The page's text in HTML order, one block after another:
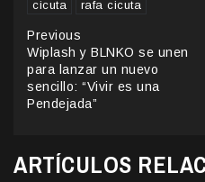
cicuta
rafa cicuta
Continue
Reading
Previous
Wiplash y BLNKO se unen
para lanzar un nuevo
sencillo: “Vivir es una
Pendejada”
ARTÍCULOS